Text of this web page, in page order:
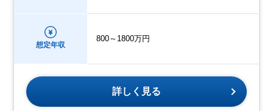
想定年収
800～1800万円
詳しく見る